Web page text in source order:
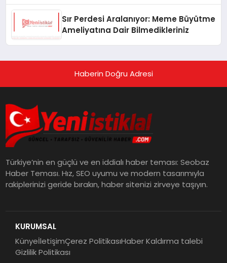
Sır Perdesi Aralanıyor: Meme Büyütme
Ameliyatına Dair Bilmedikleriniz
Haberin Doğru Adresi
Türkiye’nin en güçlü ve en iddialı haber teması: Seobaz
Haber Teması. Hız, SEO uyumu ve modern tasarımıyla
rakiplerinizi geride bırakın, haber sitenizi zirveye taşıyın.
KURUMSAL
KünyeİletişimÇerez PolitikasıHaber Kaldırma talebi
Gizlilik Politikası